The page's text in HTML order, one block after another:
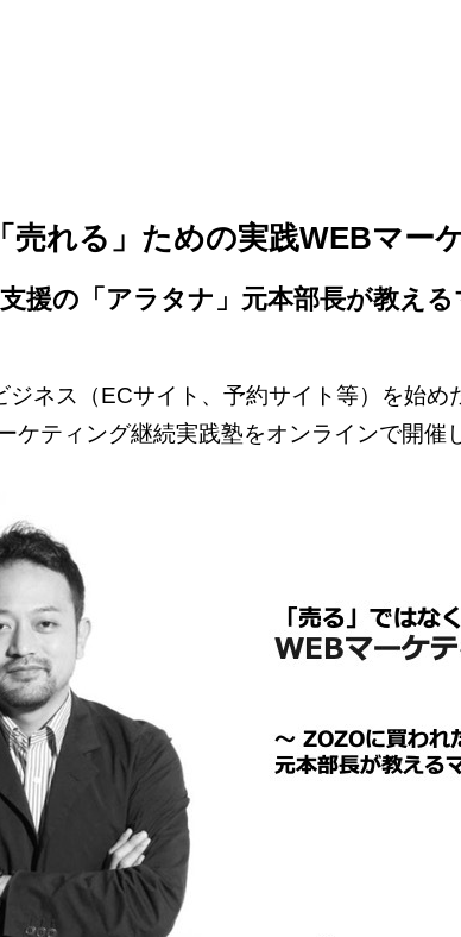
売れる」ための実践WEBマー
援の「アラタナ」元本部長が教え
ジネス（ECサイト、予約サイト等）を始
ケティング継続実践塾をオンラインで開催